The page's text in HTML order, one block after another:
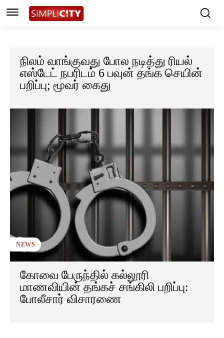
நிலம் வாங்குவது போல நடித்து ரியல்
எஸ்டேட் நபரிடம் 6 பவுன் தங்க செயின்
பறிப்பு; மூவர் கைது
NEWS
கோவை பேருந்தில் கல்லூரி
மாணவியின் தங்கச் சங்கிலி பறிப்பு:
போலீசார் விசாரணை